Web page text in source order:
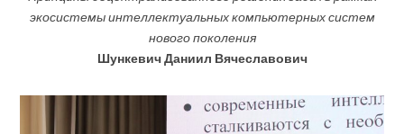
экосистемы интеллектуальных компьютерных систем
нового поколения
Шункевич Даниил Вячеславович